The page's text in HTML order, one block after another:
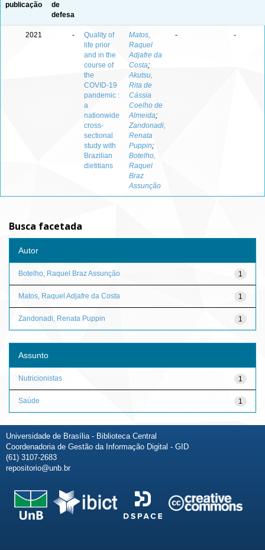
publicação
de
defesa
2021 -
Quality of
life prior
and in the
course of
the
COVID-19
pandemic :
a
nationwide
cross-
sectional
study with
Brazilian
dietitians
Matos,
Raquel
Adjafre da
Costa;
Akutsu,
Rita de
Cássia
Coelho de
Almeida;
Zandonadi,
Renata
Puppin;
Botelho,
Raquel
Braz
Assunção
- -
Busca facetada
Autor
1
Botelho, Raquel Braz Assunção
1
Matos, Raquel Adjafre da Costa
1
Zandonadi, Renata Puppin
Assunto
1
Nutricionistas
1
Saúde
Universidade de Brasília - Biblioteca Central
Coordenadoria de Gestão da Informação Digital - GID
(61) 3107-2683
repositorio@unb.br